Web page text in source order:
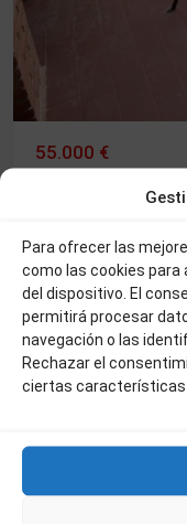
Para ofrecer las
como las cookies para
del dispositivo. El
permitirá procesar
navegación o las
Rechazar el
ciertas características
55.000 €
PISO EN PLAZA
Béjar